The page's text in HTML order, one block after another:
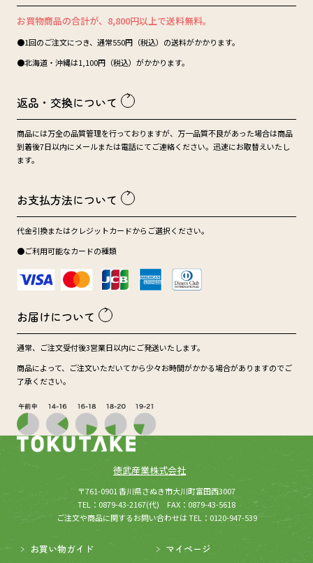
お買物商品の合計が、8,800円以上で送料無料。
●1回のご注文につき、通常550円（税込）の送料がかかります。
●北海道・沖縄は1,100円（税込）がかかります。
返品・交換について
商品には万全の品質管理を行っておりますが、万一品質不良があった場合は商品
到着後7日以内にメールまたは電話にてご連絡ください。迅速にお取替えいたし
ます。
お支払方法について
代金引換またはクレジットカードからご選択ください。
●ご利用可能なカードの種類
お届けについて
通常、ご注文受付後3営業日以内にご発送いたします。
商品によって、ご注文いただいてから少々お時間がかかる場合がありますのでご
了承ください。
徳武産業株式会社
所在：
〒761-0901 香川県さぬき市大川町富田西3007
TEL：0879-43-2167(代) FAX：0879-43-5618
ご注文や商品に関するお問い合わせは TEL：0120-947-539
お買い物ガイド
マイページ